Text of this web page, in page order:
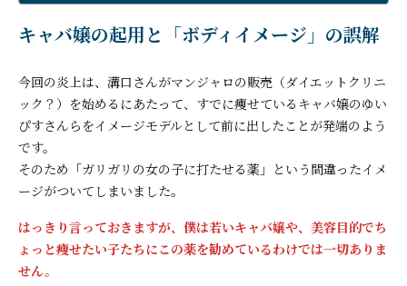
キャバ嬢の起用と「ボディイメージ」の誤解
今回の炎上は、溝口さんがマンジャロの販売（ダイエットクリニ
ック？）を始めるにあたって、すでに痩せているキャバ嬢のゆい
ぴすさんらをイメージモデルとして前に出したことが発端のよう
です。
そのため「ガリガリの女の子に打たせる薬」という間違ったイメ
ージがついてしまいました。
はっきり言っておきますが、僕は若いキャバ嬢や、美容目的でち
ょっと痩せたい子たちにこの薬を勧めているわけでは一切ありま
せん。